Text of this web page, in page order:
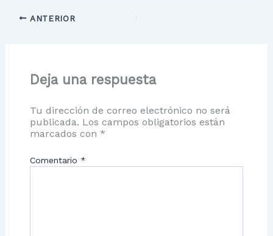
ANTERIOR
Deja una respuesta
Tu dirección de correo electrónico no será
publicada. Los campos obligatorios están
marcados con *
Comentario *